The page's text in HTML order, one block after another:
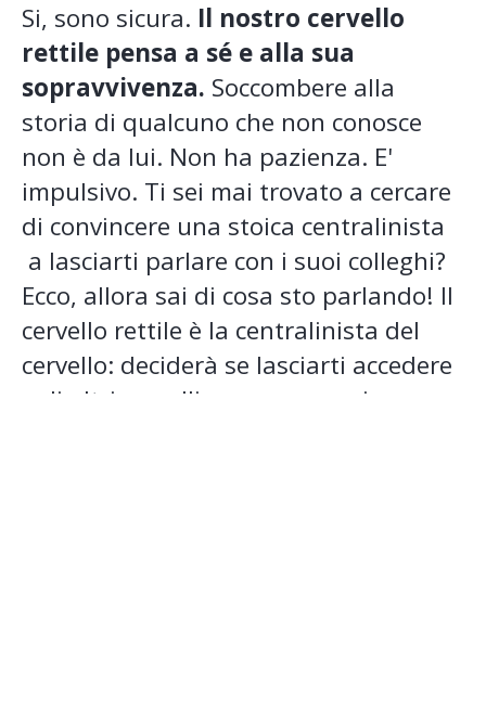
Si, sono sicura. Il nostro cervello
rettile pensa a sé e alla sua
sopravvivenza. Soccombere alla
storia di qualcuno che non conosce
non è da lui. Non ha pazienza. E'
impulsivo. Ti sei mai trovato a cercare
di convincere una stoica centralinista
a lasciarti parlare con i suoi colleghi?
Ecco, allora sai di cosa sto parlando! Il
cervello rettile è la centralinista del
cervello: deciderà se lasciarti accedere
agli altri cervelli oppure se caricare e